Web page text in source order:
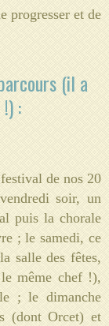
progresser et de
(il a
:
de nos 20
soir, un
puis la chorale
; le samedi, ce
salle des fêtes,
le même chef !),
; le dimanche
(dont Orcet) et